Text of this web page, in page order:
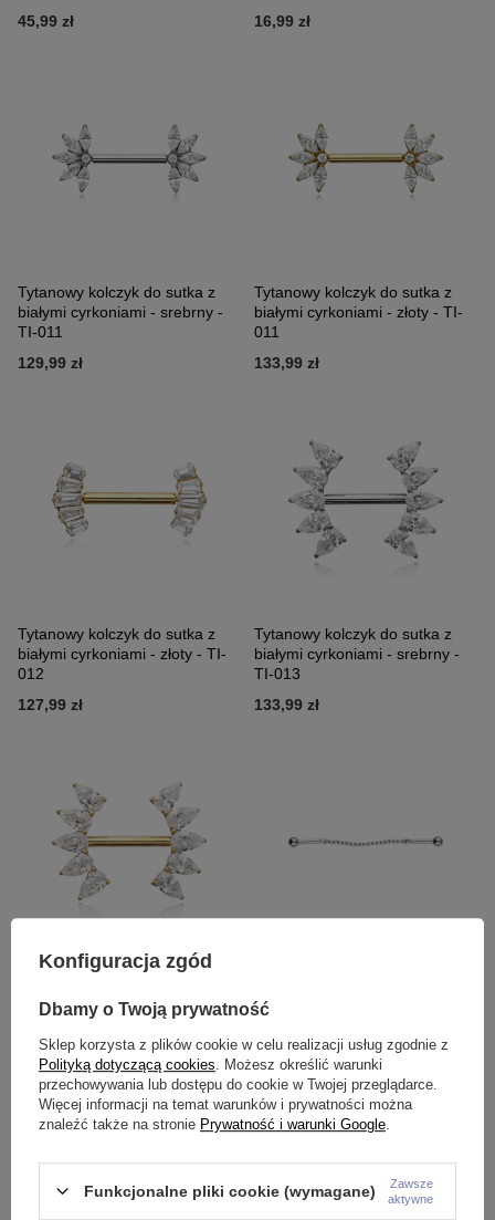
45,99 zł
16,99 zł
Tytanowy kolczyk do sutka z
białymi cyrkoniami - srebrny -
TI-011
129,99 zł
Tytanowy kolczyk do sutka z
białymi cyrkoniami - złoty - TI-
011
133,99 zł
Tytanowy kolczyk do sutka z
białymi cyrkoniami - złoty - TI-
012
127,99 zł
Tytanowy kolczyk do sutka z
białymi cyrkoniami - srebrny -
TI-013
133,99 zł
Tytanowy kolczyk do sutka z
013
138,99 zł
011
66,99 zł
Konfiguracja zgód
Dbamy o Twoją prywatność
Sklep korzysta z plików cookie w celu realizacji usług zgodnie z
Polityką dotyczącą cookies . Możesz określić warunki
przechowywania lub dostępu do cookie w Twojej przeglądarce.
Więcej informacji na temat warunków i prywatności można
znaleźć także na stronie Prywatność i warunki Google
Funkcjonalne pliki cookie (wymagane)
Zawsze
aktywne